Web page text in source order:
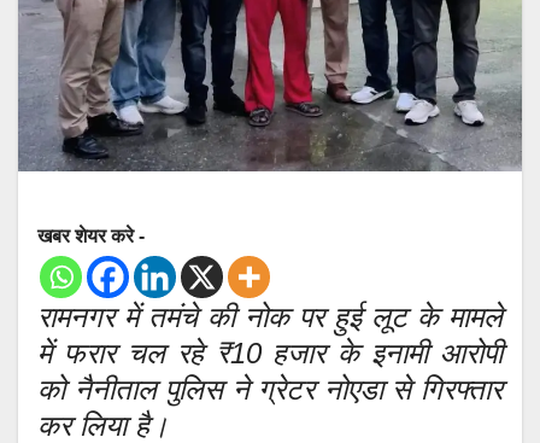
खबर शेयर करे -
रामनगर में तमंचे की नोक पर हुई लूट के मामले
में फरार चल रहे ₹10 हजार के इनामी आरोपी
को नैनीताल पुलिस ने ग्रेटर नोएडा से गिरफ्तार
कर लिया है।